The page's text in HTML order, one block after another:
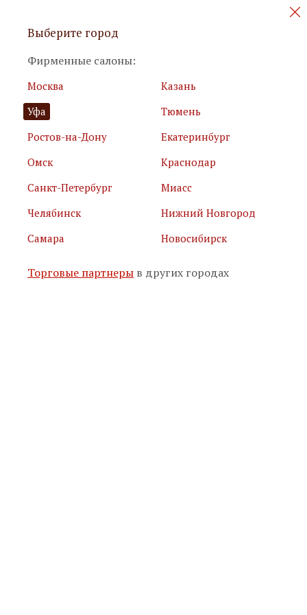
Персональные акции и новинки
Я принимаю
условия использования сайта
Я соглашаюсь сполитикой обработки персональных
Подписаться
Выберите город
Фирменные салоны:
Москва
Казань
Уфа
Тюмень
Ростов-на-Дону
Екатеринбург
Омск
Краснодар
Санкт-Петербург
Миасс
Челябинск
Нижний Новгород
Самара
Новосибирск
Торговые партнеры в других городах